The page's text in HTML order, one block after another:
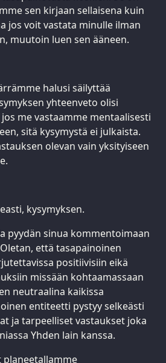
sen kirjaan sellaisena kuin
jos voit vastata minulle ilman
muutoin luen sen ääneen.
halusi säilyttää
yhteenveto olisi
me vastaamme mentaalisesti
sitä kysymystä ei julkaista.
olevan vain yksityiseen
kysymyksen.
pyydän sinua kommentoimaan
että tasapainoinen
positiivisiin eikä
missään kohtaamassaan
neutraalina kaikissa
entiteetti pystyy selkeästi
ja tarpeelliset vastaukset joka
Yhden lain kanssa.